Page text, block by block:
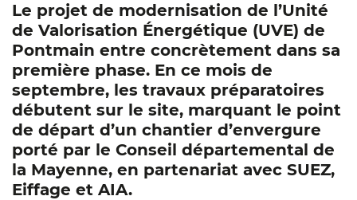
Le projet de modernisation de l’Unité
de Valorisation Énergétique (UVE) de
Pontmain entre concrètement dans sa
première phase. En ce mois de
septembre, les travaux préparatoires
débutent sur le site, marquant le point
de départ d’un chantier d’envergure
porté par le Conseil départemental de
la Mayenne, en partenariat avec SUEZ,
Eiffage et AIA.